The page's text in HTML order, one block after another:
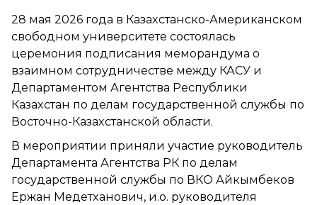
28 мая 2026 года в Казахстанско-Американском
свободном университете состоялась
церемония подписания меморандума о
взаимном сотрудничестве между КАСУ и
Департаментом Агентства Республики
Казахстан по делам государственной службы по
Восточно-Казахстанской области.
В мероприятии приняли участие руководитель
Департамента Агентства РК по делам
государственной службы по ВКО Айкымбеков
Ержан Медетханович, и.о. руководителя